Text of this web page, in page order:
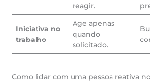
reagir.
Iniciativa no
trabalho
Age apenas
quando
solicitado.
Como lidar com uma pessoa reativa